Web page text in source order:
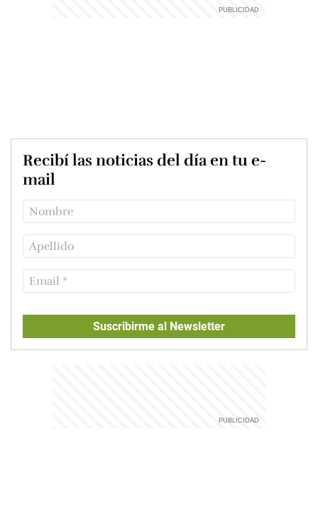
Recibí las noticias del día en tu e-
mail
Suscribirme al Newsletter